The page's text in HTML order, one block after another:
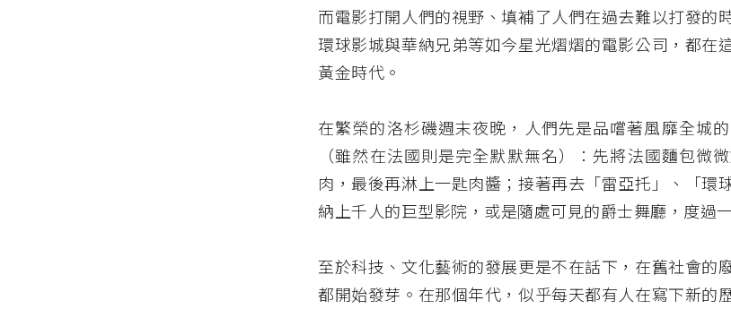
而電影打開人們的視野、填補了人們在過去難以打發的
環球影城與華納兄弟等如今星光熠熠的電影公司，都在
黃金時代。
在繁榮的洛杉磯週末夜晚，人們先是品嚐著風靡全城
（雖然在法國則是完全默默無名）：先將法國麵包微
肉，最後再淋上一匙肉醬；接著再去「雷亞托」、「環
納上千人的巨型影院，或是隨處可見的爵士舞廳，度過
至於科技、文化藝術的發展更是不在話下，在舊社會的
都開始發芽。在那個年代，似乎每天都有人在寫下新的